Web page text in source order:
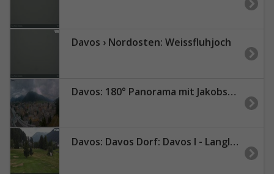
Davos › Nordosten: Weissfluhjoch
Davos: 180° Panorama mit Jakobshorn
Davos: Davos Dorf: Davos I - Langlaufzentrum